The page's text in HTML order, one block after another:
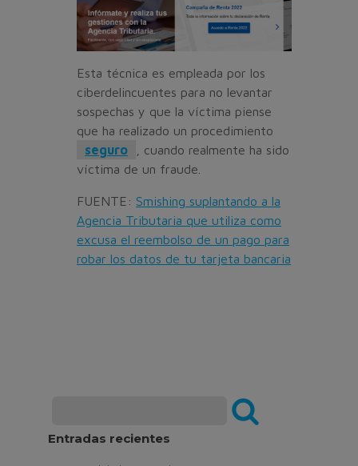
Esta técnica es empleada por los
ciberdelincuentes para no levantar
sospechas y que la víctima piense
que ha realizado un procedimiento
seguro
, cuando realmente ha sido
víctima de un fraude.
FUENTE: Smishing suplantando a la
Agencia Tributaria que utiliza como
excusa el reembolso de un pago para
robar los datos de tu tarjeta bancaria
Entradas recientes